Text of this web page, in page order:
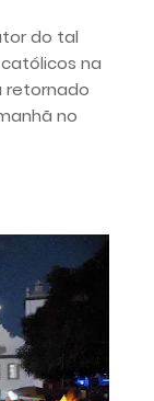
do tal
na
retornado
no